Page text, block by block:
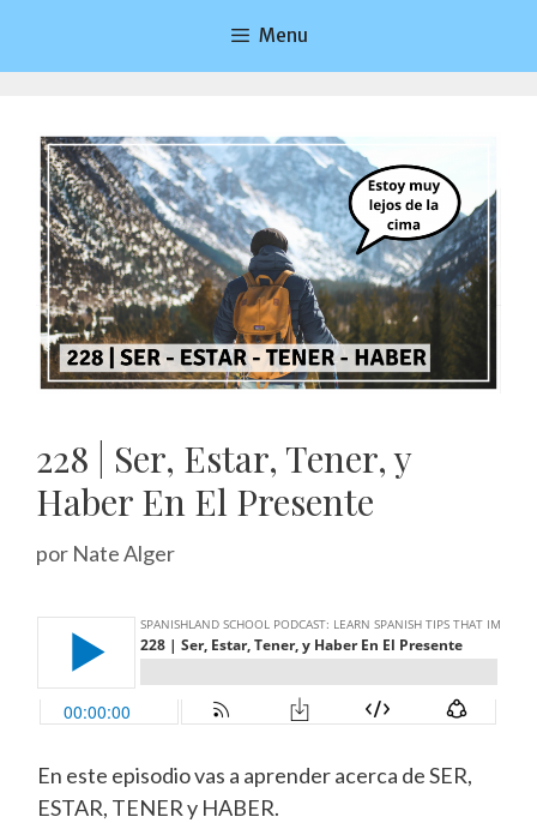
contenido
Menu
228 | Ser, Estar, Tener, y
Haber En El Presente
por Nate Alger
En este episodio vas a aprender acerca de SER,
ESTAR, TENER y HABER.